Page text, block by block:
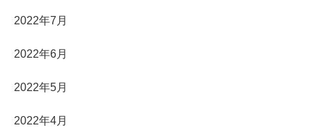
2022年7月
2022年6月
2022年5月
2022年4月